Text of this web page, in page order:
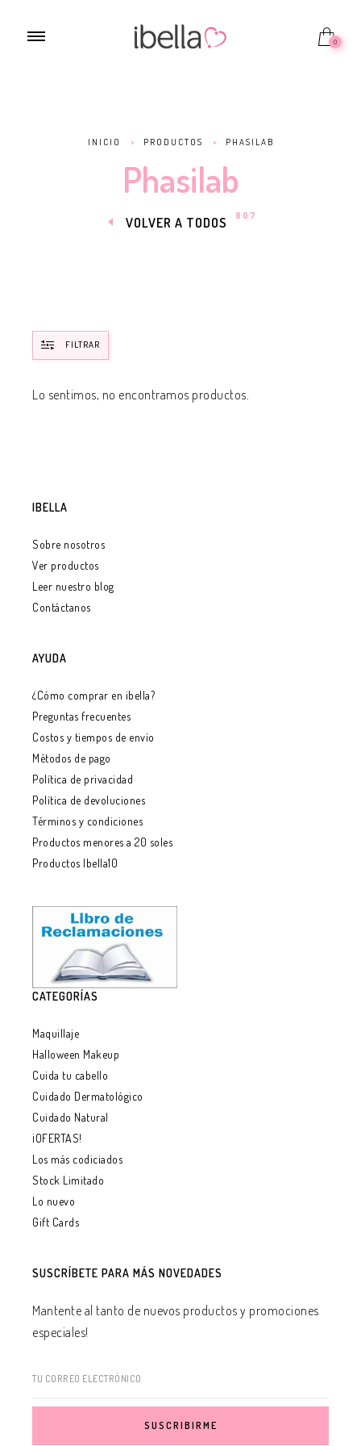
0
INICIO > PRODUCTOS > PHASILAB
Phasilab
VOLVER A TODOS 807
FILTRAR
Lo sentimos, no encontramos productos.
IBELLA
Sobre nosotros
Ver productos
Leer nuestro blog
Contáctanos
AYUDA
¿Cómo comprar en ibella?
Preguntas frecuentes
Costos y tiempos de envío
Métodos de pago
Política de privacidad
Política de devoluciones
Términos y condiciones
Productos menores a 20 soles
Productos Ibella10
CATEGORÍAS
Maquillaje
Halloween Makeup
Cuida tu cabello
Cuidado Dermatológico
Cuidado Natural
¡OFERTAS!
Los más codiciados
Stock Limitado
Lo nuevo
Gift Cards
SUSCRÍBETE PARA MÁS NOVEDADES
Mantente al tanto de nuevos productos y promociones
especiales!
TU CORREO ELECTRÓNICO